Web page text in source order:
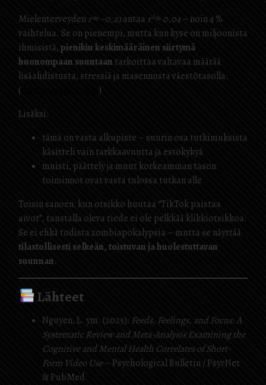
Mielenterveydenr ≈ −0,21antaa r² ≈ 0,04– noin 4 %
vaihtelua. Se on pienempi, mutta kun kyse on miljoonista
ihmisistä,pienikin keskimääräinen siirtymä
huonompaan suuntaan tarkoittaa valtavaa määrää
lisäahdistusta, stressiä ja masennusta väestötasolla.
(
)
Lisäksi:
tämä on vasta alkupiste – suurin osa tutkimuksista
käsitteli vain tarkkaavuutta ja estokykyä
muisti, päättely ja muut korkeamman tason
toiminnot ovat vasta tulossa tutkan alle
Toisin sanoen: kun otsikko huutaa “TikTok paistaa
aivot”, taustalla oleva tiede ei ole pelkkää klikkiotsikkoa.
Se ei ehkä todista zombiapokalypsia – mutta se näyttää
tilastollisesti selkeän, toistuvan ja huolestuttavan
suunnan.
Lähteet
Nguyen, L. ym. (2025): Feeds, Feelings, and Focus: A
Systematic Review and Meta-Analysis Examining the
Cognitive and Mental Health Correlates of Short-
Form Video Use– Psychological Bulletin / PsycNet
& PubMed